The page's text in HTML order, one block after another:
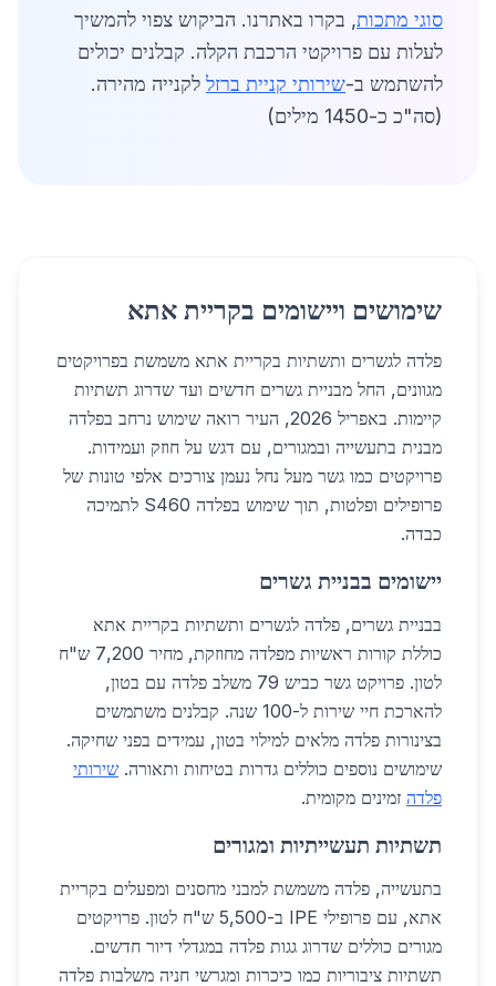
סוגי מתכות, בקרו באתרנו. הביקוש צפוי להמשיך
לעלות עם פרויקטי הרכבת הקלה. קבלנים יכולים
להשתמש ב-שירותי קניית ברזל לקנייה מהירה.
(סה"כ כ-1450 מילים)
שימושים ויישומים בקריית אתא
פלדה לגשרים ותשתיות בקריית אתא משמשת בפרויקטים
מגוונים, החל מבניית גשרים חדשים ועד שדרוג תשתיות
קיימות. באפריל 2026, העיר רואה שימוש נרחב בפלדה
מבנית בתעשייה ובמגורים, עם דגש על חוזק ועמידות.
פרויקטים כמו גשר מעל נחל נעמן צורכים אלפי טונות של
פרופילים ופלטות, תוך שימוש בפלדה S460 לתמיכה
כבדה.
יישומים בבניית גשרים
בבניית גשרים, פלדה לגשרים ותשתיות בקריית אתא
כוללת קורות ראשיות מפלדה מחוזקת, מחיר 7,200 ש"ח
לטון. פרויקט גשר כביש 79 משלב פלדה עם בטון,
להארכת חיי שירות ל-100 שנה. קבלנים משתמשים
בצינורות פלדה מלאים למילוי בטון, עמידים בפני שחיקה.
שימושים נוספים כוללים גדרות בטיחות ותאורה. שירותי
פלדה זמינים מקומית.
תשתיות תעשייתיות ומגורים
בתעשייה, פלדה משמשת למבני מחסנים ומפעלים בקריית
אתא, עם פרופילי IPE ב-5,500 ש"ח לטון. פרויקטים
מגורים כוללים שדרוג גגות פלדה במגדלי דיור חדשים.
תשתיות ציבוריות כמו כיכרות ומגרשי חניה משלבות פלדה